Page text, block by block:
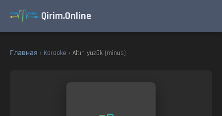
Qirim.Online
Главная › Karaoke › Altın yüzük (minus)